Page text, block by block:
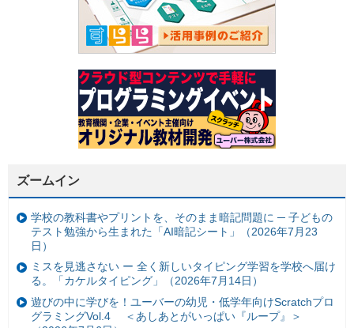
ズームイン
学校の教科書やプリントを、そのまま暗記問題に ─ 子どもの
テスト勉強から生まれた「AI暗記シート」（2026年7月23
日）
ミスを見逃さない ー 全く新しいタイピング学習を学校へ届け
る。「カケルタイピング」（2026年7月14日）
遊びの中に学びを！ユーバーの幼児・低学年向けScratchプロ
グラミングVol.4 ＜あしあとがいっぱい『ループ』＞